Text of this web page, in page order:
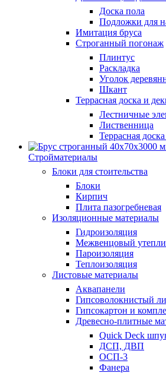
Доска пола
Подложки для
Имитация бруса
Строганный погонаж
Плинтус
Раскладка
Уголок
Шкант
Террасная доска и
Лестничные
Лиственница
Террасная
Стройматериалы
Блоки для стоительства
Блоки
Кирпич
Плита пазогребневая
Изоляционные материалы
Гидроизоляция
Межвенцовый
Пароизоляция
Теплоизоляция
Листовые материалы
Аквапанели
Гипсоволокнистый
Гипсокартон и
Древесно-плитные
Quick Deck
ДСП, ДВП
ОСП-3
Фанера